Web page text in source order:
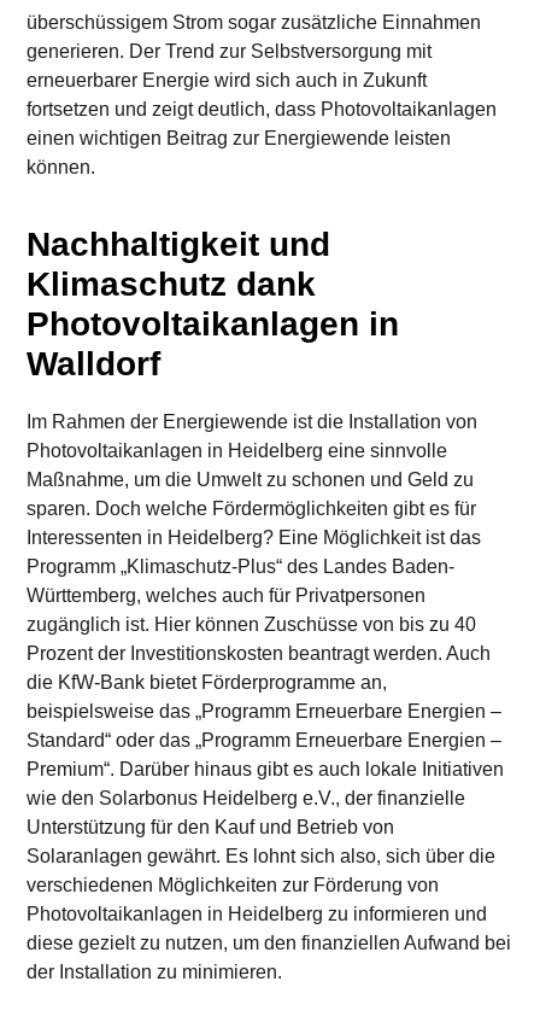
überschüssigem Strom sogar zusätzliche Einnahmen
generieren. Der Trend zur Selbstversorgung mit
erneuerbarer Energie wird sich auch in Zukunft
fortsetzen und zeigt deutlich, dass Photovoltaikanlagen
einen wichtigen Beitrag zur Energiewende leisten
können.
Nachhaltigkeit und
Klimaschutz dank
Photovoltaikanlagen in
Walldorf
Im Rahmen der Energiewende ist die Installation von
Photovoltaikanlagen in Heidelberg eine sinnvolle
Maßnahme, um die Umwelt zu schonen und Geld zu
sparen. Doch welche Fördermöglichkeiten gibt es für
Interessenten in Heidelberg? Eine Möglichkeit ist das
Programm „Klimaschutz-Plus“ des Landes Baden-
Württemberg, welches auch für Privatpersonen
zugänglich ist. Hier können Zuschüsse von bis zu 40
Prozent der Investitionskosten beantragt werden. Auch
die KfW-Bank bietet Förderprogramme an,
beispielsweise das „Programm Erneuerbare Energien –
Standard“ oder das „Programm Erneuerbare Energien –
Premium“. Darüber hinaus gibt es auch lokale Initiativen
wie den Solarbonus Heidelberg e.V., der finanzielle
Unterstützung für den Kauf und Betrieb von
Solaranlagen gewährt. Es lohnt sich also, sich über die
verschiedenen Möglichkeiten zur Förderung von
Photovoltaikanlagen in Heidelberg zu informieren und
diese gezielt zu nutzen, um den finanziellen Aufwand bei
der Installation zu minimieren.